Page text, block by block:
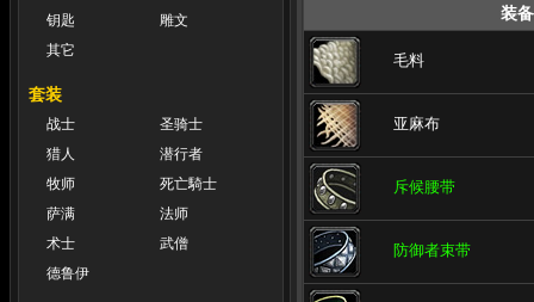
钥匙
雕文
其它
套装
战士
圣骑士
猎人
潜行者
牧师
死亡騎士
萨满
法师
术士
武僧
德鲁伊
装备
毛料
亚麻布
斥候腰带
防御者束带